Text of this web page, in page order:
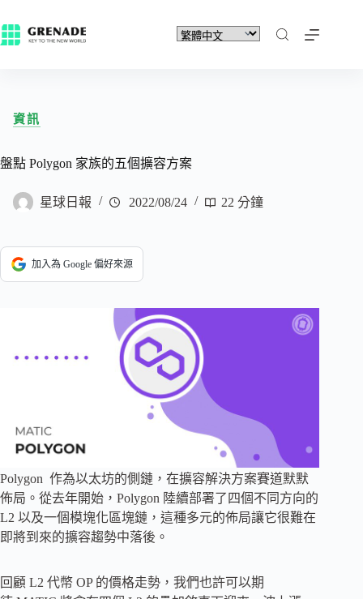
資訊
盤點 Polygon 家族的五個擴容方案
星球日報 2022/08/24 22 分鐘
加入為 Google 偏好來源
Polygon 作為以太坊的側鏈，在擴容解決方案賽道默默
佈局。從去年開始，Polygon 陸續部署了四個不同方向的
L2 以及一個模塊化區塊鏈，這種多元的佈局讓它很難在
即將到來的擴容趨勢中落後。
回顧 L2 代幣 OP 的價格走勢，我們也許可以期